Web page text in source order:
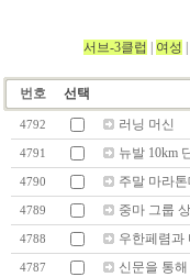
서브-3클럽 여성
번호 선택
4792 러닝 머신
4791 뉴발 10km
4790 주말 마라
4789 중마 그룹
4788 우한페렴과
4787 신문을 통